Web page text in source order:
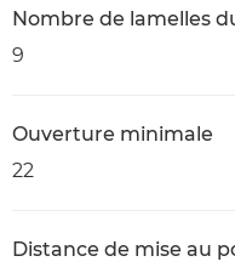
Nombre de lamelles
9
Ouverture minimale
22
Distance de mise au